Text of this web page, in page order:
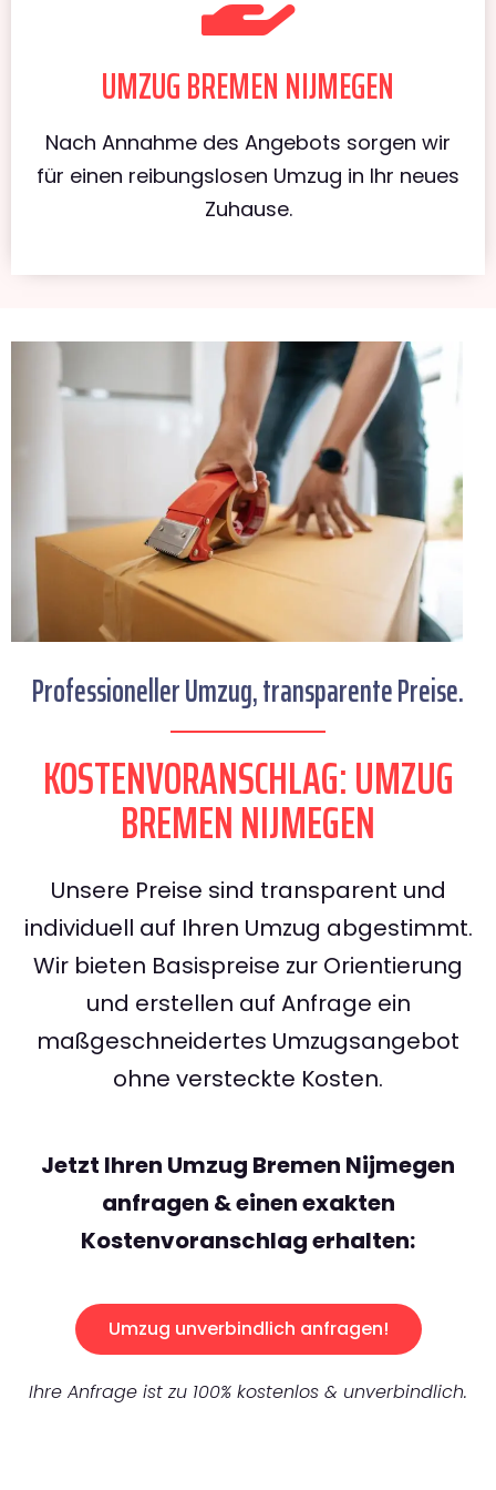
UMZUG BREMEN NIJMEGEN
Nach Annahme des Angebots sorgen wir
für einen reibungslosen Umzug in Ihr neues
Zuhause.
Professioneller Umzug, transparente Preise.
KOSTENVORANSCHLAG: UMZUG
BREMEN NIJMEGEN
Unsere Preise sind transparent und
individuell auf Ihren Umzug abgestimmt.
Wir bieten Basispreise zur Orientierung
und erstellen auf Anfrage ein
maßgeschneidertes Umzugsangebot
ohne versteckte Kosten.
Jetzt Ihren Umzug Bremen Nijmegen
anfragen & einen exakten
Kostenvoranschlag erhalten:
Umzug unverbindlich anfragen!
Ihre Anfrage ist zu 100% kostenlos & unverbindlich.